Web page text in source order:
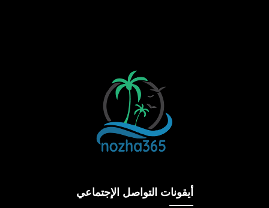
أيقونات التواصل الإجتماعي